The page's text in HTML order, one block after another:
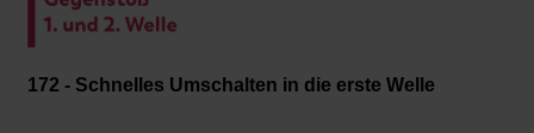
172 - Schnelles Umschalten in die erste Welle